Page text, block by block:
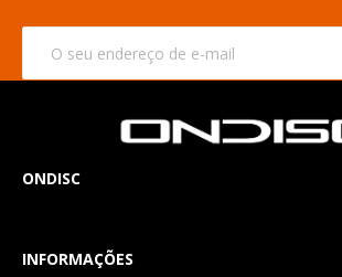
ONDISC
INFORMAÇÕES